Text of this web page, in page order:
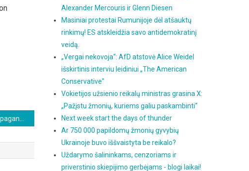
Alexander Mercouris ir Glenn Diesen
Masiniai protestai Rumunijoje dėl atšauktų
rinkimų! ES atskleidžia savo antidemokratinį
veidą.
„Vergai nekovoja“: AfD atstovė Alice Weidel
išskirtinis interviu leidiniui „The American
Conservative"
Vokietijos užsienio reikalų ministras grasina X:
„Pažįstu žmonių, kuriems galiu paskambinti“
Next week start the days of thunder
Ar 750 000 papildomų žmonių gyvybių
Ukrainoje buvo iššvaistyta be reikalo?
Uždarymo šalininkams, cenzoriams ir
priverstinio skiepijimo gerbėjams - blogi laikai!